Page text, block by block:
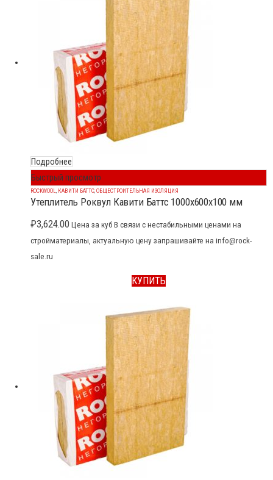
Подробнее
Быстрый просмотр
ROCKWOOL, КАВИТИ БАТТС,ОБЩЕСТРОИТЕЛЬНАЯ ИЗОЛЯЦИЯ
Утеплитель Роквул Кавити Баттс 1000x600x100 мм
₽3,624.00 Цена за куб В связи с нестабильными ценами на
стройматериалы, актуальную цену запрашивайте на info@rock-
sale.ru
КУПИТЬ